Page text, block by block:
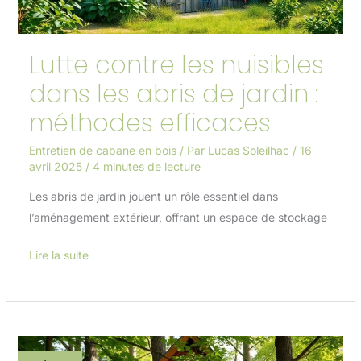
Lutte contre les nuisibles
dans les abris de jardin :
méthodes efficaces
Entretien de cabane en bois/ Par Lucas Soleilhac / 16
avril 2025 / 4 minutes de lecture
Les abris de jardin jouent un rôle essentiel dans
l’aménagement extérieur, offrant un espace de stockage
de
méthodes
efficaces
Lire la suite